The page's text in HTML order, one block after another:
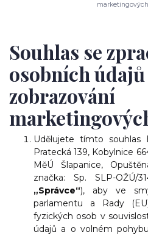
Souhlas se
osobních
zobrazování
Udělujete tímto souhlas
Pratecká 139, Kobylnice
MěÚ Šlapanice,
značka: Sp. SLP-OŽÚ/
„Správce“), aby ve
parlamentu a Rady
fyzických osob v
údajů a o volném